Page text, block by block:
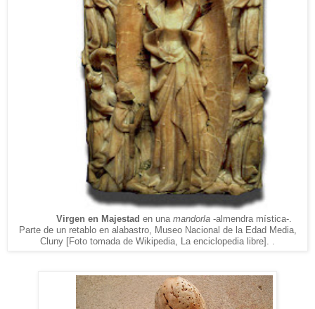
Virgen en Majestad en unamandorla -almendra mística-
Parte de un retablo en alabastro, Museo Nacional de la Edad Media,
Cluny [Foto tomada de Wikipedia, La enciclopedia libre].